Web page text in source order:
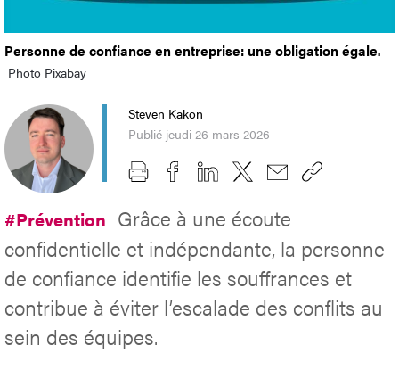
Personne de confiance en entreprise: une obligation égale.
Photo Pixabay
Steven Kakon
Publié jeudi 26 mars 2026
#Prévention Grâce à une écoute
confidentielle et indépendante, la personne
de confiance identifie les souffrances et
contribue à éviter l’escalade des conflits au
sein des équipes.